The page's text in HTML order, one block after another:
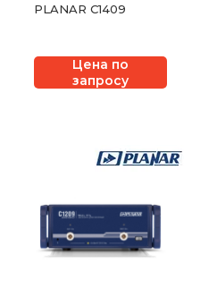
PLANAR C1409
Цена по
запросу